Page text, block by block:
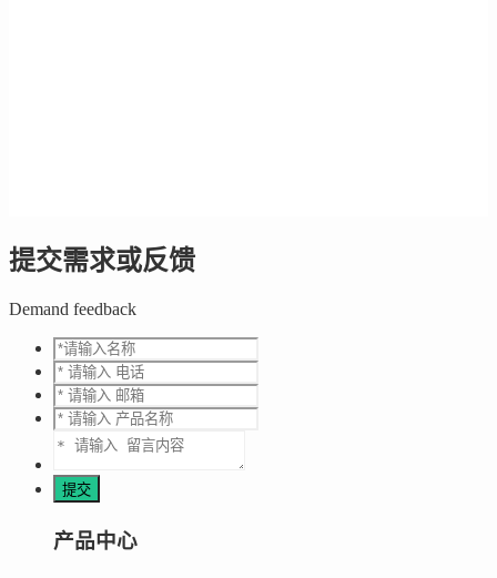
提交需求或反馈
Demand feedback
产品中心